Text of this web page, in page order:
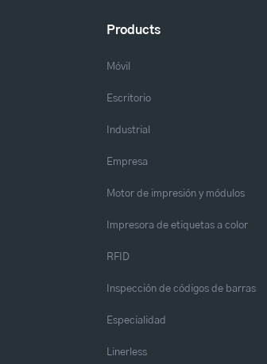
Products
Móvil
Escritorio
Industrial
Empresa
Motor de impresión y módulos
Impresora de etiquetas a color
RFID
Inspección de códigos de barras
Especialidad
Linerless